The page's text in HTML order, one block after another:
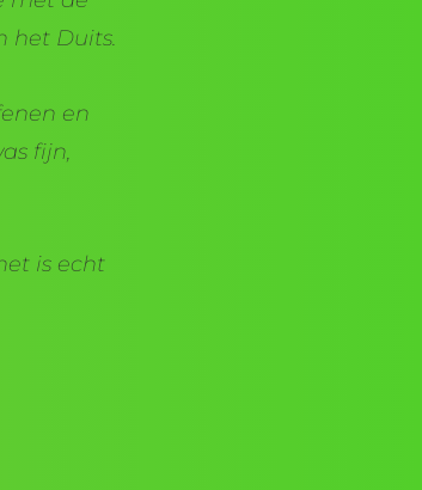
het Duits.
en
fijn,
is echt